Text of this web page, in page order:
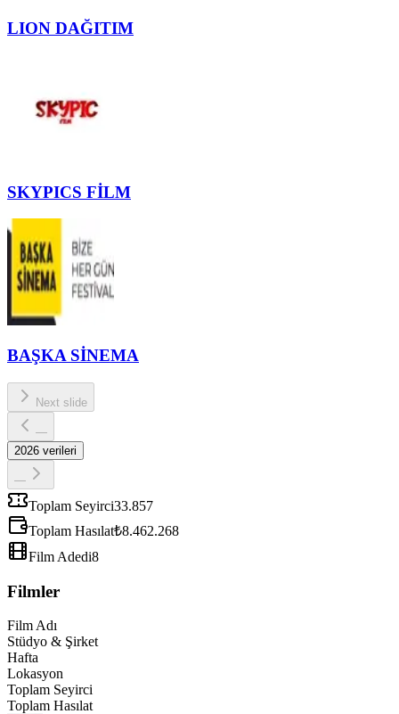
LION DAĞITIM
SKYPICS FİLM
BAŞKA SİNEMA
Next slide
—
2026 verileri
—
Toplam Seyirci33.857
Toplam Hasılat₺8.462.268
Film Adedi8
Filmler
Film Adı
Stüdyo & Şirket
Hafta
Lokasyon
Toplam Seyirci
Toplam Hasılat